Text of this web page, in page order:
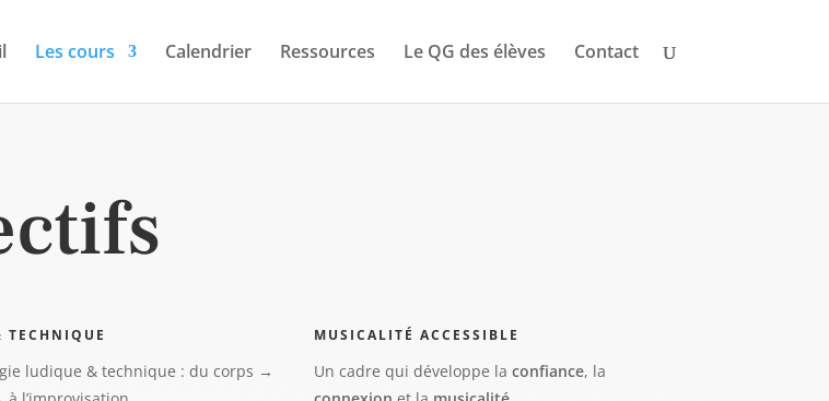
Les cours Calendrier Ressources Le QG des élèves Contact
TECHNIQUE
ludique & technique : du corps →
MUSICALITÉ ACCESSIBLE
Un cadre qui développe la confiance, la